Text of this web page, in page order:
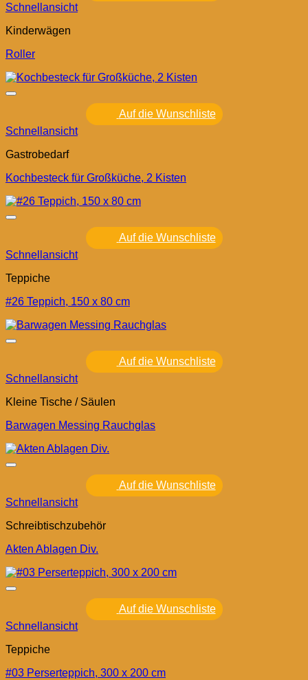
Schnellansicht
Kinderwägen
Roller
Auf die Wunschliste
Schnellansicht
Gastrobedarf
Kochbesteck für Großküche, 2 Kisten
Auf die Wunschliste
Schnellansicht
Teppiche
#26 Teppich, 150 x 80 cm
Auf die Wunschliste
Schnellansicht
Kleine Tische / Säulen
Barwagen Messing Rauchglas
Auf die Wunschliste
Schnellansicht
Schreibtischzubehör
Akten Ablagen Div.
Auf die Wunschliste
Schnellansicht
Teppiche
#03 Perserteppich, 300 x 200 cm